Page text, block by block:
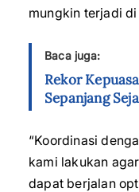
mungkin terjadi
Baca juga:
Rekor
Sepanjang
“Koordinasi
kami lakukan
dapat berjalan